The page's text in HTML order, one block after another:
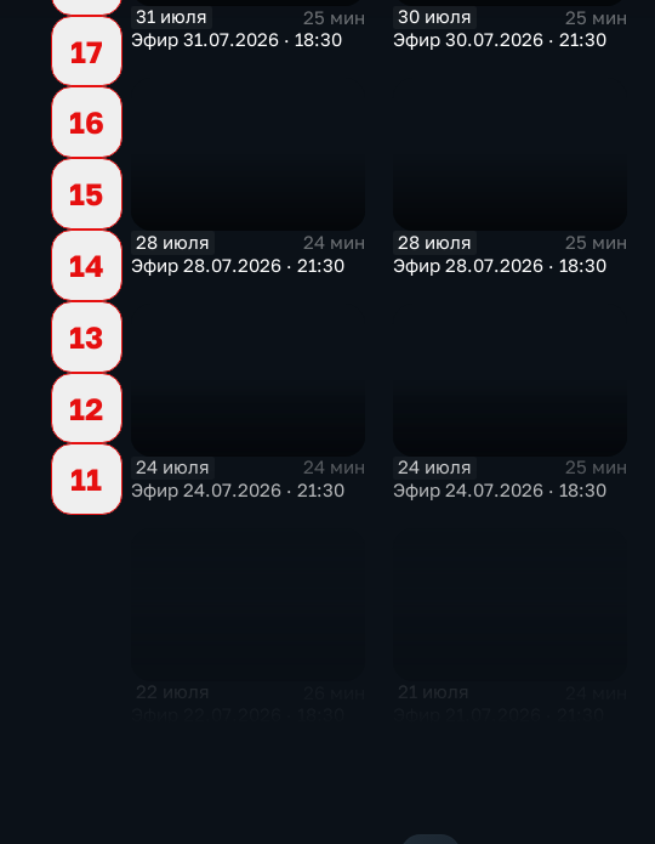
17
16
15
14
13
12
11
31 июля
25 мин
Эфир 31.07.2026 · 18:30
30 июля
25 мин
Эфир 30.07.2026 · 21:30
28 июля
24 мин
Эфир 28.07.2026 · 21:30
28 июля
25 мин
Эфир 28.07.2026 · 18:30
24 июля
24 мин
Эфир 24.07.2026 · 21:30
24 июля
25 мин
Эфир 24.07.2026 · 18:30
22 июля 21 июля